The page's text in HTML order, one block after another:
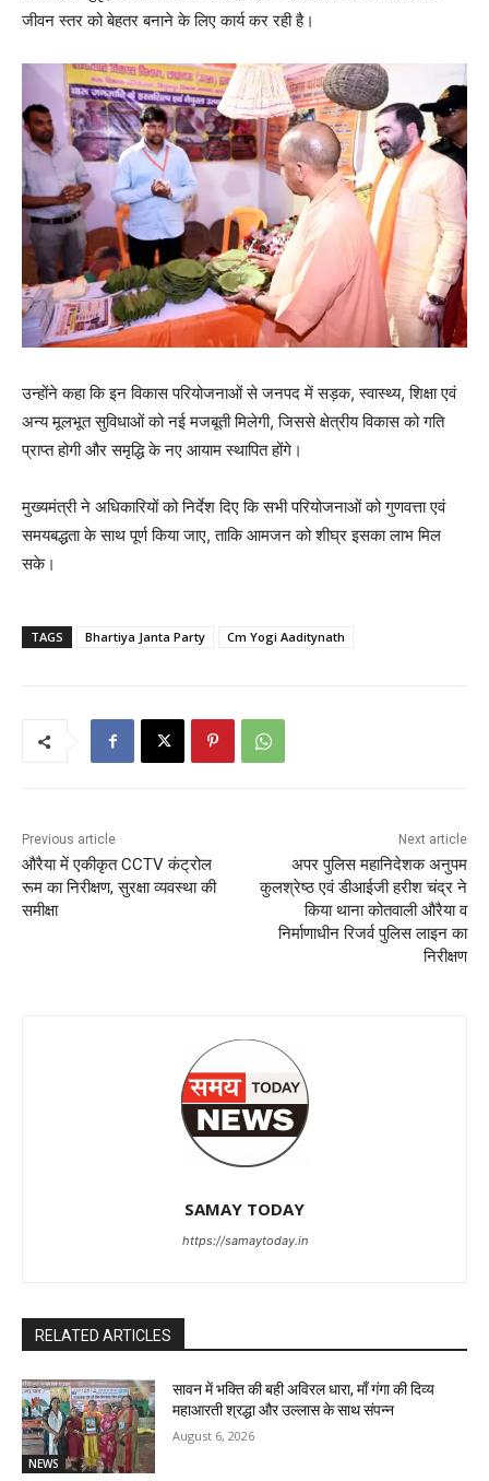
जीवन स्तर को बेहतर बनाने के लिए कार्य कर रही है।
उन्होंने कहा कि इन विकास परियोजनाओं से जनपद में सड़क, स्वास्थ्य, शिक्षा एवं
अन्य मूलभूत सुविधाओं को नई मजबूती मिलेगी, जिससे क्षेत्रीय विकास को गति
प्राप्त होगी और समृद्धि के नए आयाम स्थापित होंगे।
मुख्यमंत्री ने अधिकारियों को निर्देश दिए कि सभी परियोजनाओं को गुणवत्ता एवं
समयबद्धता के साथ पूर्ण किया जाए, ताकि आमजन को शीघ्र इसका लाभ मिल
सके।
TAGS Bhartiya Janta Party Cm Yogi Aaditynath
Previous article
औरैया में एकीकृत CCTV कंट्रोल
रूम का निरीक्षण, सुरक्षा व्यवस्था की
समीक्षा
Next article
अपर पुलिस महानिदेशक अनुपम
कुलश्रेष्ठ एवं डीआईजी हरीश चंद्र ने
किया थाना कोतवाली औरैया व
निर्माणाधीन रिजर्व पुलिस लाइन का
निरीक्षण
SAMAY TODAY
https://samaytoday.in
RELATED ARTICLES
NEWS
सावन में भक्ति की बही अविरल धारा, माँ गंगा की दिव्य
महाआरती श्रद्धा और उल्लास के साथ संपन्न
August 6, 2026